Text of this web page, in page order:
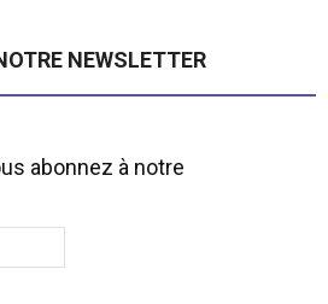
NEWSLETTER
abonnez à notre